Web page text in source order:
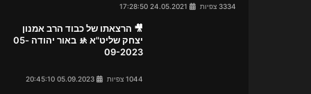
3334 צפיות
🎥 הרצאתו של כבוד הרב אמנון
יצחק שליט"א 🚸 באור יהודה 05-
09-2023
1044 צפיות